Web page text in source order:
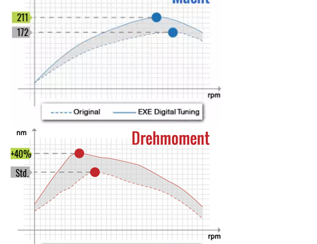
172
211
Std.
+40%